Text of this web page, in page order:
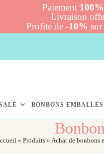
Paiement
Livraison
Profite de -10%
BONBONS EMBALLÉS
» Produits» Achat de bonbons